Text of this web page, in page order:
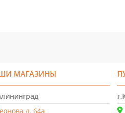
МАГАЗИНЫ
д. 64а